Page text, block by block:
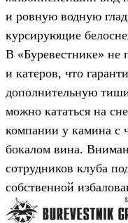
и ровную водную
курсирующие
В «Буревестнике» не
и катеров, что
дополнительную
можно кататься на
компании у камина с
бокалом вина.
сотрудников клуба
собственной